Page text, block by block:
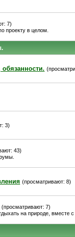
7)
проекту в целом.
3)
43)
(просматривают: 8)
(просматривают: 7)
на природе, вместе